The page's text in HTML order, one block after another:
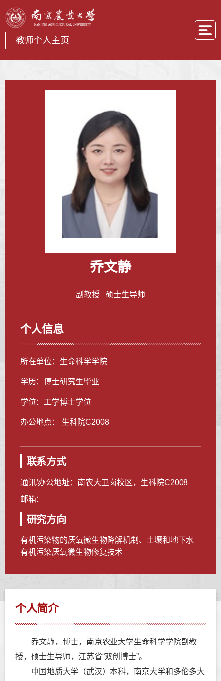
教师个人主页
乔文静
副教授 硕士生导师
个人信息
所在单位：生命科学学院
学历：博士研究生毕业
学位：工学博士学位
办公地点： 生科院C2008
联系方式
通讯/办公地址： 南农大卫岗校区，生科院C2008
邮箱：
研究方向
有机污染物的厌氧微生物降解机制、土壤和地下水
有机污染厌氧微生物修复技术
个人简介
乔文静，博士，南京农业大学生命科学学院副教
授，硕士生导师，江苏省“双创博士”。
中国地质大学（武汉）本科，南京大学和多伦多大